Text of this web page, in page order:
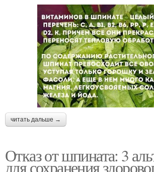
читать дальше →
Отказ от шпината: 3
для сохранения